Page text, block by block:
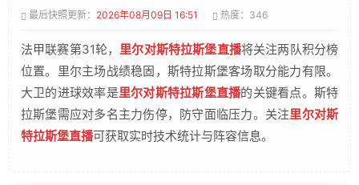
最后快照更新： 2026年08月09日 16:51 热度：346
法甲联赛第31轮，里尔对斯特拉斯堡直播将关注两队积分榜
位置。里尔主场战绩稳固，斯特拉斯堡客场取分能力有限。
大卫的进球效率是里尔对斯特拉斯堡直播的关键看点。斯特
拉斯堡需应对多名主力伤停，防守面临压力。关注里尔对斯
特拉斯堡直播可获取实时技术统计与阵容信息。